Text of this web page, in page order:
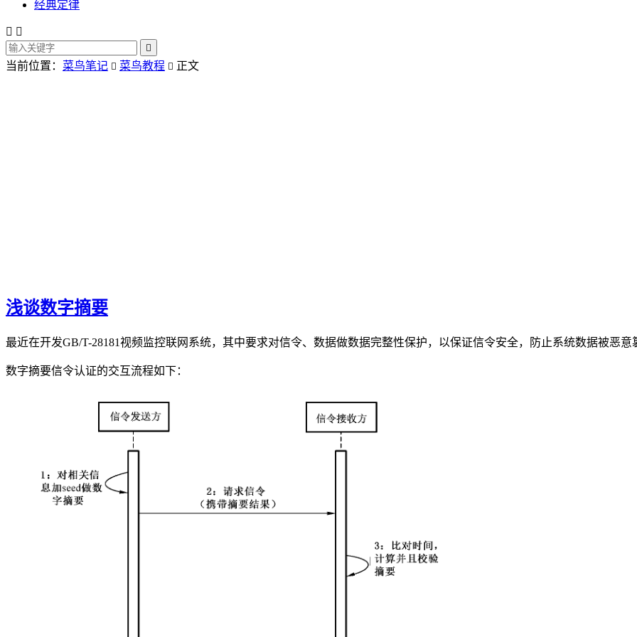
经典定律
 

当前位置： 菜鸟笔记  菜鸟教程  正文
浅谈数字摘要
最近在开发GB/T-28181视频监控联网系统，其中要求对信令、数据做数据完整性保护，以保证信令安全，防止系统数据被恶意
数字摘要信令认证的交互流程如下：